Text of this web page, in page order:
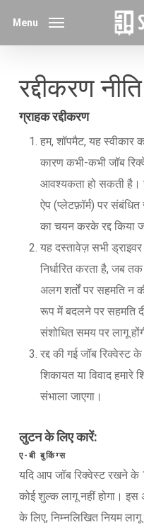
content
Menu
रद्दीकरण नीति
ग्राहक रद्दीकरण
हम, शॉपमैट, यह स्वीकार
कारण कभी-कभी जॉब
आवश्यकता हो सकती है।
ऐप (प्लेटफ़ॉर्म) पर
का चयन करके रद्द किया
यह दस्तावेज़ सभी ड्राइवर
निर्धारित करता है, जब
अलग शर्तों पर सहमति न
रूप में बदलने पर सहमति
संशोधित समय पर लागू
रद्द की गई जॉब रिक्वेस्ट
शिकायत या विवाद
संभाला जाएगा।
लुटन के लिए कारें:
ए-बी बुकिंग्स
यदि आप जॉब रिक्वेस्ट रखने के
कोई शुल्क लागू नहीं होगा। इस
के लिए, निम्नलिखित नियम लागू